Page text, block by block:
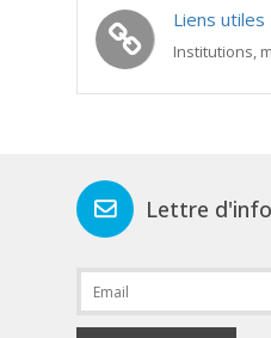
Liens utiles
Institutions,
Lettre